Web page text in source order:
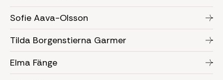
Sofie Aava-Olsson
Tilda Borgenstierna Garmer
Elma Fänge